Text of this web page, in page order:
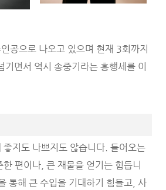
공으로 나오고 있으며 현재 3회까지
면서 역시 송중기라는 흥행세를 이
좋지도 나쁘지도 않습니다. 들어오는
편이나, 큰 재물을 얻기는 힘듭니
통해 큰 수입을 기대하기 힘들고, 사